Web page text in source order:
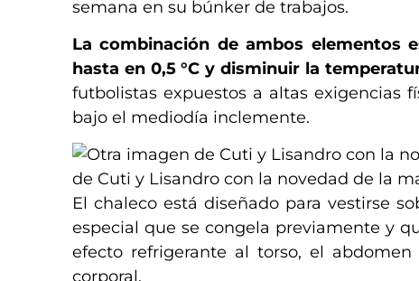
semana en su búnker de trabajos.
La combinación de ambos elementos
hasta en 0,5 °C y disminuir la
futbolistas expuestos a altas exigencias
bajo el mediodía inclemente.
de Cuti y Lisandro con la novedad de la
El chaleco está diseñado para vestirse
especial que se congela previamente y
efecto refrigerante al torso, el
corporal.